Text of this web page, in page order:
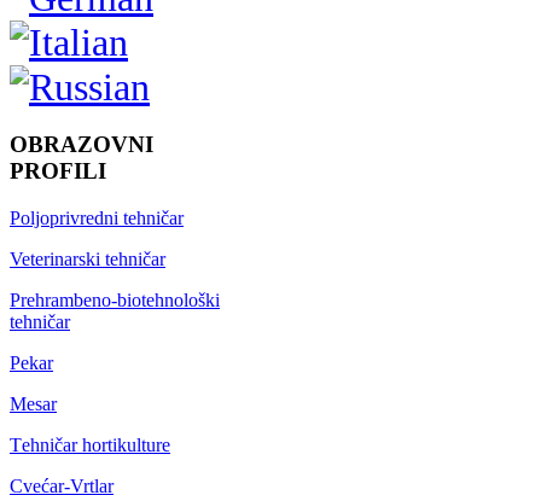
OBRAZOVNI
PROFILI
Poljoprivredni tehničar
Veterinarski tehničar
Prehrambeno-biotehnološki
tehničar
Pekar
Mesar
Тehničar hortikulture
Cvećar-Vrtlar